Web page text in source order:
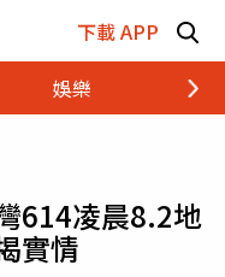
下載 APP
娛樂 財經
614凌晨8.2地
實情